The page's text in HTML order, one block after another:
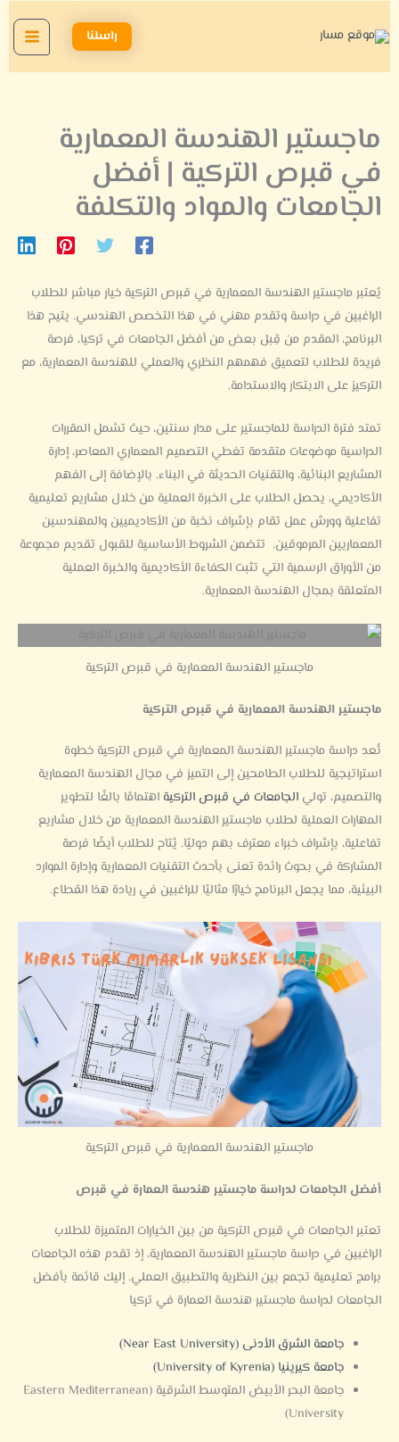
إلى
راسلنا
ماجستير الهندسة المعمارية
في قبرص التركية | أفضل
الجامعات والمواد والتكلفة
يُعتبر ماجستير الهندسة المعمارية في قبرص التركية خيار مباشر للطلاب
الراغبين في دراسة وتقدم مهني في هذا التخصص الهندسي. يتيح هذا
البرنامج، المقدم من قِبل بعض من أفضل الجامعات في تركيا، فرصة
فريدة للطلاب لتعميق فهمهم النظري والعملي للهندسة المعمارية، مع
التركيز على الابتكار والاستدامة.
تمتد فترة الدراسة للماجستير على مدار سنتين، حيث تشمل المقررات
الدراسية موضوعات متقدمة تغطي التصميم المعماري المعاصر، إدارة
المشاريع البنائية، والتقنيات الحديثة في البناء. بالإضافة إلى الفهم
الأكاديمي، يحصل الطلاب على الخبرة العملية من خلال مشاريع تعليمية
تفاعلية وورش عمل تقام بإشراف نخبة من الأكاديميين والمهندسين
المعماريين المرموقين. تتضمن الشروط الأساسية للقبول تقديم مجموعة
من الأوراق الرسمية التي تثبت الكفاءة الأكاديمية والخبرة العملية
المتعلقة بمجال الهندسة المعمارية.
ماجستير الهندسة المعمارية في قبرص التركية
ماجستير الهندسة المعمارية في قبرص التركية
تُعد دراسة ماجستير الهندسة المعمارية في قبرص التركية خطوة
استراتيجية للطلاب الطامحين إلى التميز في مجال الهندسة المعمارية
والتصميم، تولي الجامعات في قبرص التركية اهتمامًا بالغًا لتطوير
المهارات العملية لطلاب ماجستير الهندسة المعمارية من خلال مشاريع
تفاعلية، بإشراف خبراء معترف بهم دوليًا. يُتاح للطلاب أيضًا فرصة
المشاركة في بحوث رائدة تعنى بأحدث التقنيات المعمارية وإدارة الموارد
البيئية، مما يجعل البرنامج خيارًا مثاليًا للراغبين في ريادة هذا القطاع.
ماجستير الهندسة المعمارية في قبرص التركية
أفضل الجامعات لدراسة ماجستير هندسة العمارة في قبرص
تعتبر الجامعات في قبرص التركية من بين الخيارات المتميزة للطلاب
الراغبين في دراسة ماجستير الهندسة المعمارية، إذ تقدم هذه الجامعات
برامج تعليمية تجمع بين النظرية والتطبيق العملي. إليك قائمة بأفضل
الجامعات لدراسة ماجستير هندسة العمارة في تركيا
جامعة الشرق الأدنى (Near East University)
جامعة كيرينيا (University of Kyrenia)
جامعة البحر الأبيض المتوسط الشرقية (Eastern Mediterranean
University)